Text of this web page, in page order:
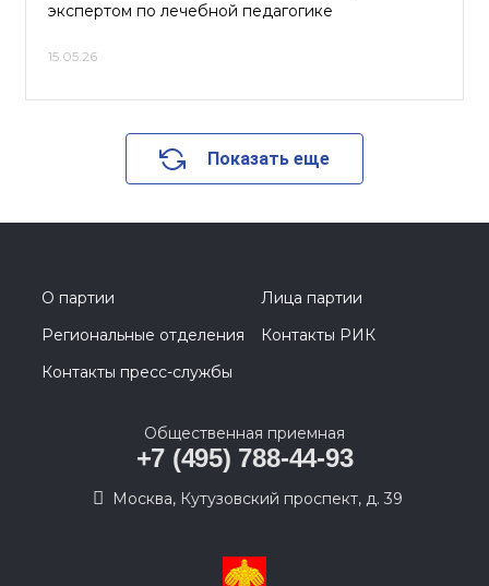
экспертом по лечебной педагогике
15.05.26
Показать еще
О партии
Лица партии
Региональные отделения
Контакты РИК
Контакты пресс-службы
Общественная приемная
+7 (495) 788-44-93
Москва, Кутузовский проспект, д. 39